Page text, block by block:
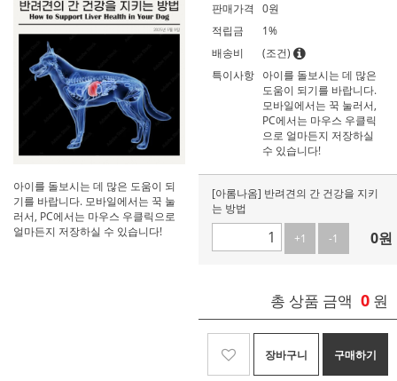
아이를 돌보시는 데 많은 도움이 되
기를 바랍니다. 모바일에서는 꾹 눌
러서, PC에서는 마우스 우클릭으로
얼마든지 저장하실 수 있습니다!
판매가격 0원
적립금
1%
배송비
(조건)
특이사항 아이를 돌보시는 데 많은
도움이 되기를 바랍니다.
모바일에서는 꾹 눌러서,
PC에서는 마우스 우클릭
으로 얼마든지 저장하실
수 있습니다!
[아롬나옴] 반려견의 간 건강을 지키
는 방법
+1
-1 0원
총 상품 금액 0 원
장바구니 구매하기